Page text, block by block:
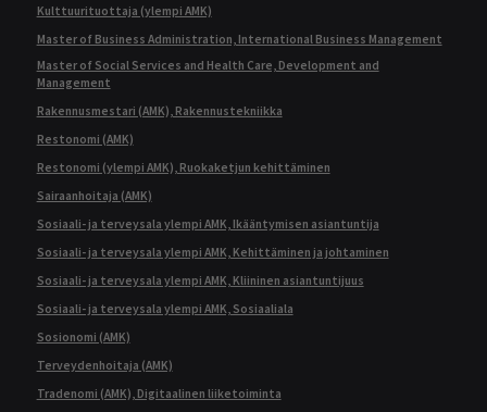
Kulttuurituottaja (ylempi AMK)
Master of Business Administration, International Business Management
Master of Social Services and Health Care, Development and
Management
Rakennusmestari (AMK), Rakennustekniikka
Restonomi (AMK)
Restonomi (ylempi AMK), Ruokaketjun kehittäminen
Sairaanhoitaja (AMK)
Sosiaali- ja terveysala ylempi AMK, Ikääntymisen asiantuntija
Sosiaali- ja terveysala ylempi AMK, Kehittäminen ja johtaminen
Sosiaali- ja terveysala ylempi AMK, Kliininen asiantuntijuus
Sosiaali- ja terveysala ylempi AMK, Sosiaaliala
Sosionomi (AMK)
Terveydenhoitaja (AMK)
Tradenomi (AMK), Digitaalinen liiketoiminta